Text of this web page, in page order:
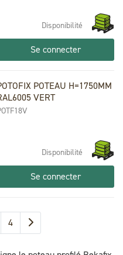
Disponibilité
Se connecter
POTEAU H=1750MM
VERT
Disponibilité
Se connecter
4